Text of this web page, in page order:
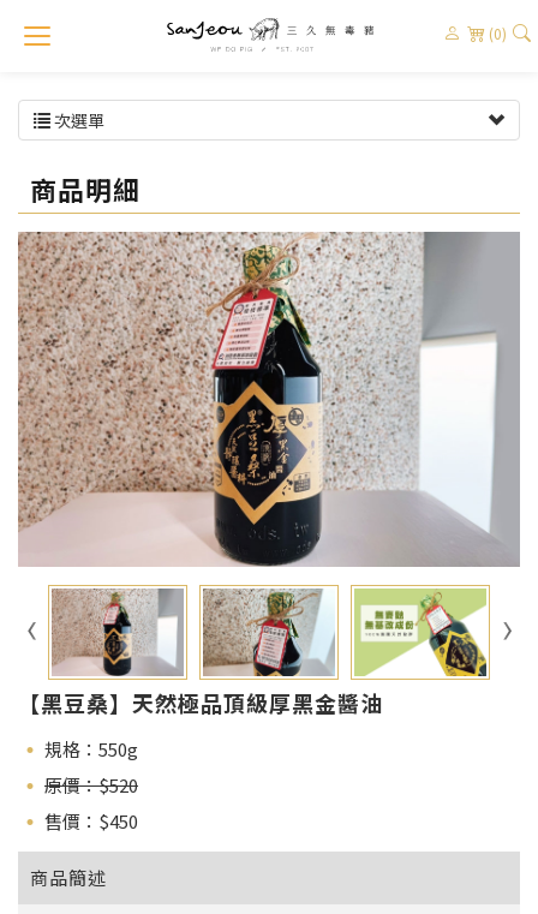
(0)
次選單
商品明細
【黑豆桑】天然極品頂級厚黑金醬油
規格：550g
原價：$520
售價：$450
商品簡述